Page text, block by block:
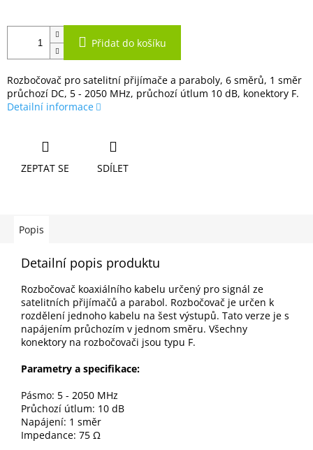
Přidat do košíku
Rozbočovač pro satelitní přijímače a paraboly, 6 směrů, 1 směr
průchozí DC, 5 - 2050 MHz, průchozí útlum 10 dB, konektory F.
Detailní informace
ZEPTAT SE SDÍLET
Popis
Detailní popis produktu
Rozbočovač koaxiálního kabelu určený pro signál ze
satelitních přijímačů a parabol. Rozbočovač je určen k
rozdělení jednoho kabelu na šest výstupů. Tato verze je s
napájením průchozím v jednom směru. Všechny
konektory na rozbočovači jsou typu F.
Parametry a specifikace:
Pásmo: 5 - 2050 MHz
Průchozí útlum: 10 dB
Napájení: 1 směr
Impedance: 75 Ω